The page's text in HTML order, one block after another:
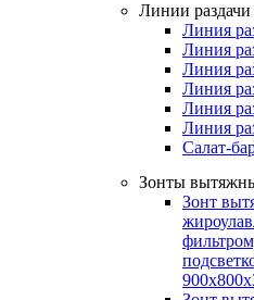
Линии раздачи
Линия
Линия
Линия
Линия
Линия
Линия
Салат-
Зонты
Зонт